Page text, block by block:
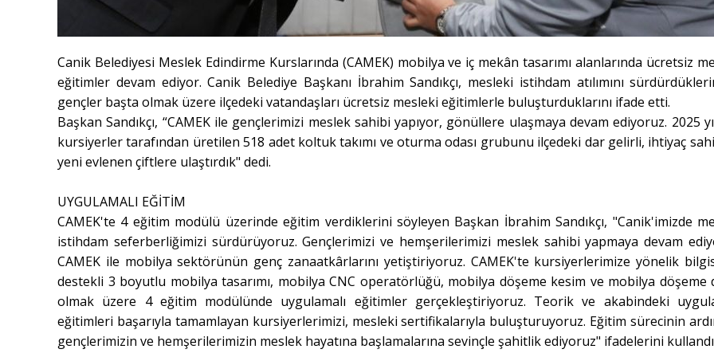
Canik Belediyesi Meslek Edindirme Kurslarında (CAMEK) mobilya ve iç mekân tasarımı alanlarında ücretsiz
eğitimler devam ediyor. Canik Belediye Başkanı İbrahim Sandıkçı, mesleki istihdam atılımını
gençler başta olmak üzere ilçedeki vatandaşları ücretsiz mesleki eğitimlerle buluşturduklarını ifade etti.
Başkan Sandıkçı, “CAMEK ile gençlerimizi meslek sahibi yapıyor, gönüllere ulaşmaya devam ediyoruz. 2025
kursiyerler tarafından üretilen 518 adet koltuk takımı ve oturma odası grubunu ilçedeki dar gelirli, ihtiyaç
yeni evlenen çiftlere ulaştırdık" dedi.
UYGULAMALI EĞİTİM
CAMEK'te 4 eğitim modülü üzerinde eğitim verdiklerini söyleyen Başkan İbrahim Sandıkçı, "Canik'imizde
istihdam seferberliğimizi sürdürüyoruz. Gençlerimizi ve hemşerilerimizi meslek sahibi yapmaya devam
CAMEK ile mobilya sektörünün genç zanaatkârlarını yetiştiriyoruz. CAMEK'te kursiyerlerimize yönelik
destekli 3 boyutlu mobilya tasarımı, mobilya CNC operatörlüğü, mobilya döşeme kesim ve mobilya döşeme
olmak üzere 4 eğitim modülünde uygulamalı eğitimler gerçekleştiriyoruz. Teorik ve akabindeki
eğitimleri başarıyla tamamlayan kursiyerlerimizi, mesleki sertifikalarıyla buluşturuyoruz. Eğitim sürecinin
gençlerimizin ve hemşerilerimizin meslek hayatına başlamalarına sevinçle şahitlik ediyoruz" ifadelerini